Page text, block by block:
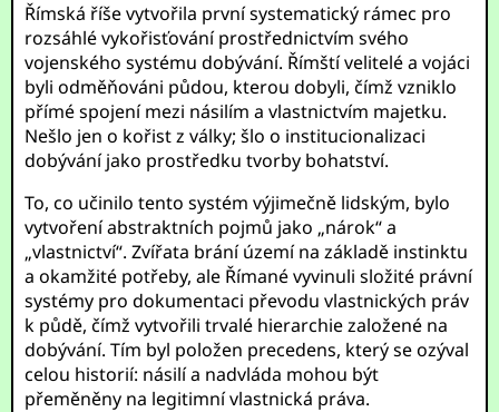
Římská říše vytvořila první systematický rámec pro
rozsáhlé vykořisťování prostřednictvím svého
vojenského systému dobývání. Římští velitelé a vojáci
byli odměňováni půdou, kterou dobyli, čímž vzniklo
přímé spojení mezi násilím a vlastnictvím majetku.
Nešlo jen o kořist z války; šlo o institucionalizaci
dobývání jako prostředku tvorby bohatství.
To, co učinilo tento systém výjimečně lidským, bylo
vytvoření abstraktních pojmů jako „nárok“ a
„vlastnictví“. Zvířata brání území na základě instinktu
a okamžité potřeby, ale Římané vyvinuli složité právní
systémy pro dokumentaci převodu vlastnických práv
k půdě, čímž vytvořili trvalé hierarchie založené na
dobývání. Tím byl položen precedens, který se ozýval
celou historií: násilí a nadvláda mohou být
přeměněny na legitimní vlastnická práva.